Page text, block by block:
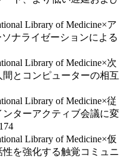
Library of Medicine×ア
ナライゼーションによる
Library of Medicine×次
とコンピューターの相互
Library of Medicine×従
ターアクティブ会議に変
Library of Medicine×仮
を強化する触覚コミュニ